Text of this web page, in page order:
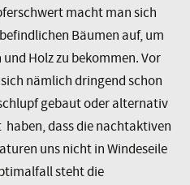
macht man sich
Bäumen auf, um
Holz zu bekommen. Vor
nämlich dringend schon
gebaut oder alternativ
dass die nachtaktiven
uns nicht in Windeseile
steht die